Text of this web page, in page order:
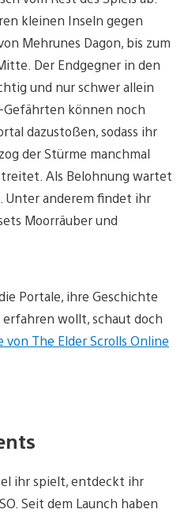
kleinen Inseln gegen
Mehrunes Dagon, bis zum
Der Endgegner in den
und nur schwer allein
Gefährten können noch
dazustoßen, sodass ihr
der Stürme manchmal
Als Belohnung wartet
Unter anderem findet ihr
Moorräuber und
Portale, ihre Geschichte
wollt, schaut doch
The Elder Scrolls Online
ihr spielt, entdeckt ihr
Seit dem Launch haben